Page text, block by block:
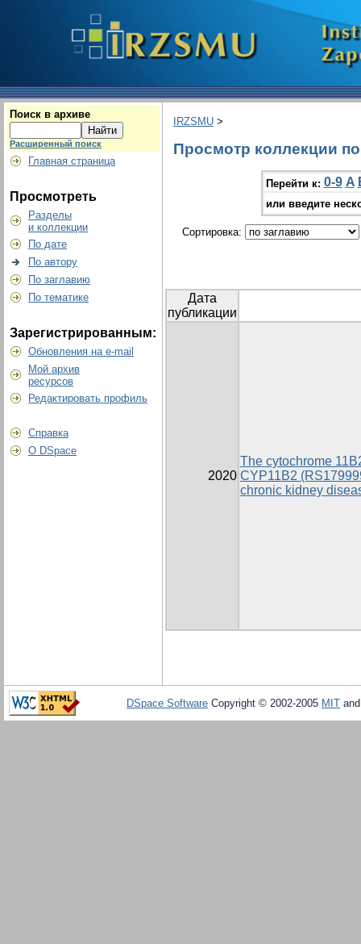
Поиск в архиве
Расширенный поиск
Главная страница
Просмотреть
Разделы
и коллекции
По дате
По автору
По заглавию
По тематике
Зарегистрированным:
Обновления на e-mail
Мой архив
ресурсов
Редактировать профиль
Справка
О DSpace
IRZSMU >
Просмотр коллекции
Перейти к: 0-9 A
или введите
Сортировка:
Дата
публикации
2020
The cytochrome
CYP11B2
chronic kidney
DSpace Software Copyright © 2002-2005 MIT